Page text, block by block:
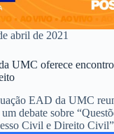
abril de 2021
UMC oferece
EAD da UMC
debate sobre
Civil e Direito